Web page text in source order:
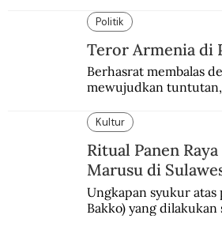
internasional.
Politik
Teror Armenia di
Berhasrat membalas
mewujudkan
Paris.
Kultur
Ritual Panen
Marusu di
Ungkapan syukur atas
Bakko) yang dilakukan